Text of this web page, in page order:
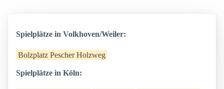
Spielplätze in Volkhoven/Weiler:
Bolzplatz Pescher Holzweg
Spielplätze in Köln: